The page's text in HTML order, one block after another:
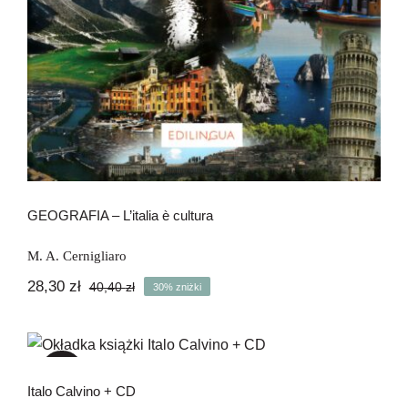
GEOGRAFIA – L’italia è cultura
M. A. Cernigliaro
40,40złPierwotna
40,40 zł.
28,30 zł
Aktualna
28,30 zł.
30% zniżki
Italo Calvino + CD
Italo Calvino + CD